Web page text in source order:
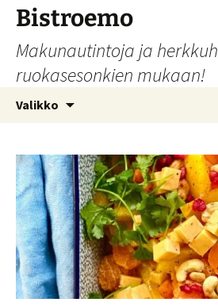
Siirry
sisältöön
Bistroemo
Makunautintoja ja
ruokasesonkien mukaan!
Valikko